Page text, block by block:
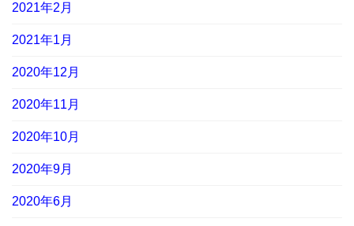
2021年2月
2021年1月
2020年12月
2020年11月
2020年10月
2020年9月
2020年6月